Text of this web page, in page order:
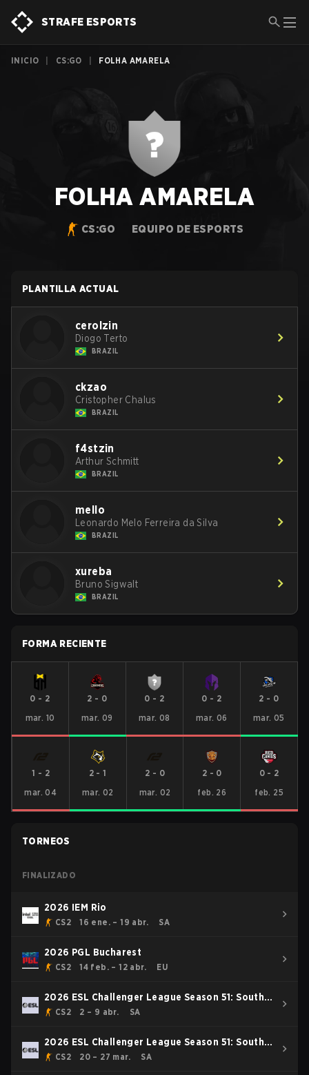
STRAFE ESPORTS
INICIO CS:GO FOLHA AMARELA
FOLHA AMARELA
CS:GO EQUIPO DE ESPORTS
PLANTILLA ACTUAL
cerolzin
Diogo Terto
BRAZIL
ckzao
Cristopher Chalus
BRAZIL
f4stzin
Arthur Schmitt
BRAZIL
mello
Leonardo Melo Ferreira da Silva
BRAZIL
xureba
Bruno Sigwalt
BRAZIL
FORMA RECIENTE
0 - 2
mar. 10
2 - 0
mar. 09
0 - 2
mar. 08
0 - 2
mar. 06
2 - 0
mar. 05
1 - 2
mar. 04
2 -1
mar. 02
2 - 0
mar. 02
2 - 0
feb. 26
0- 2
feb. 25
TORNEOS
FINALIZADO
2026 IEM Rio
CS2 16 ene. – 19 abr. SA
2026 PGL Bucharest
CS2 14 feb. – 12 abr. EU
2026 ESL Challenger League Season 51: South
America - Cup #3
CS2 2 – 9 abr. SA
2026 ESL Challenger League Season 51: South
America - Cup #2
CS2 20 – 27 mar. SA